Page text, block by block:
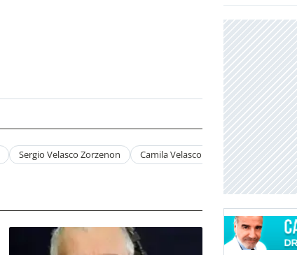
Sergio Velasco Zorzenon Camila Velasco Fotos